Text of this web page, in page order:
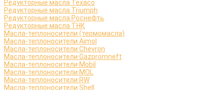
Редукторные масла Texaco
Редукторные масла Triumph
Редукторные масла Роснефть
Редукторные масла ТНК
Масла-теплоносители (термомасла)
Масла-теплоносители Aimol
Масла-теплоносители Chevron
Масла-теплоносители Gazpromneft
Масла-теплоносители Mobil
Масла-теплоносители MOL
Масла-теплоносители RW
Масла-теплоносители Shell